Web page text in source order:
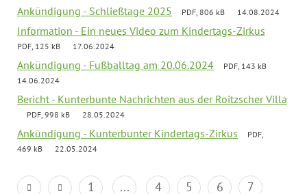
Ankündigung - Schließtage 2025 PDF, 806 kB 14.08.2024
Information - Ein neues Video zum Kindertags-Zirkus
PDF, 125 kB 17.06.2024
Ankündigung - Fußballtag am 20.06.2024
PDF, 143 kB
14.06.2024
Bericht - Kunterbunte Nachrichten aus der Roitzscher Villa
PDF, 998 kB 28.05.2024
Ankündigung - Kunterbunter Kindertags-Zirkus
PDF,
469 kB
22.05.2024
1 ... 4 5 6 7